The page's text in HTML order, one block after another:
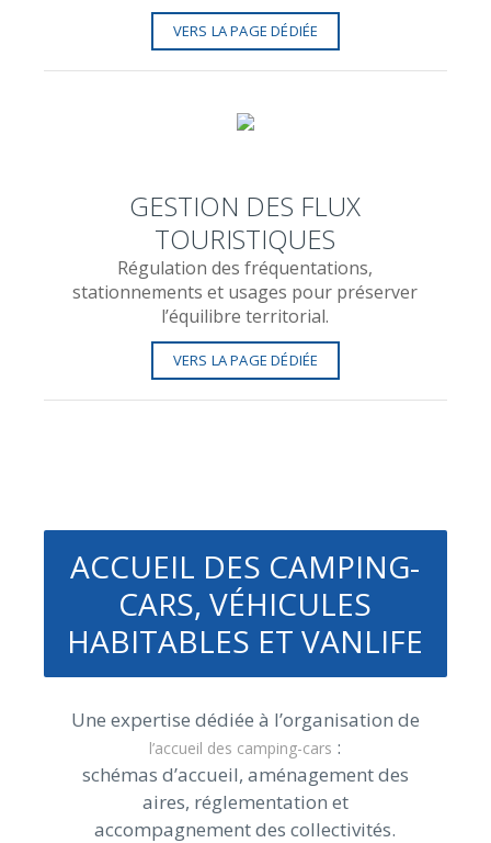
VERS LA PAGE DÉDIÉE
GESTION DES FLUX
TOURISTIQUES
Régulation des fréquentations,
stationnements et usages pour préserver
l’équilibre territorial.
VERS LA PAGE DÉDIÉE
ACCUEIL DES CAMPING-
CARS, VÉHICULES
HABITABLES ET VANLIFE
Une expertise dédiée à l’organisation de
l’accueil des camping-cars :
schémas d’accueil, aménagement des
aires, réglementation et
accompagnement des collectivités.